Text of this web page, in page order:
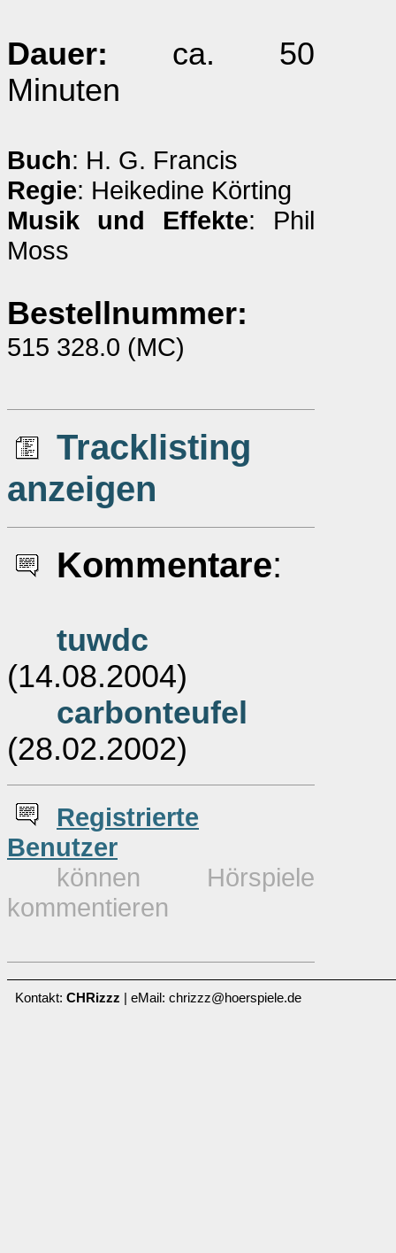
Dauer: ca. 50
Minuten
Buch: H. G. Francis
Regie: Heikedine Körting
Musik und Effekte: Phil
Moss
Bestellnummer:
515 328.0 (MC)
Tracklisting
anzeigen
Kommentare:
tuwdc
(14.08.2004)
carbonteufel
(28.02.2002)
Registrierte
Benutzer
können Hörspiele
kommentieren
Kontakt: CHRizzz | eMail: chrizzz@hoerspiele.de